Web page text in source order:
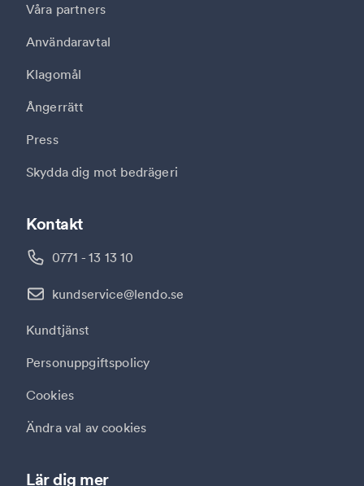
Lär dig mer
Kontakt
0771 - 13 13 10
kundservice@lendo.se
Kundtjänst
Personuppgiftspolicy
Cookies
Ändra val av cookies
Våra partners
Användaravtal
Klagomål
Ångerrätt
Press
Skydda dig mot bedrägeri